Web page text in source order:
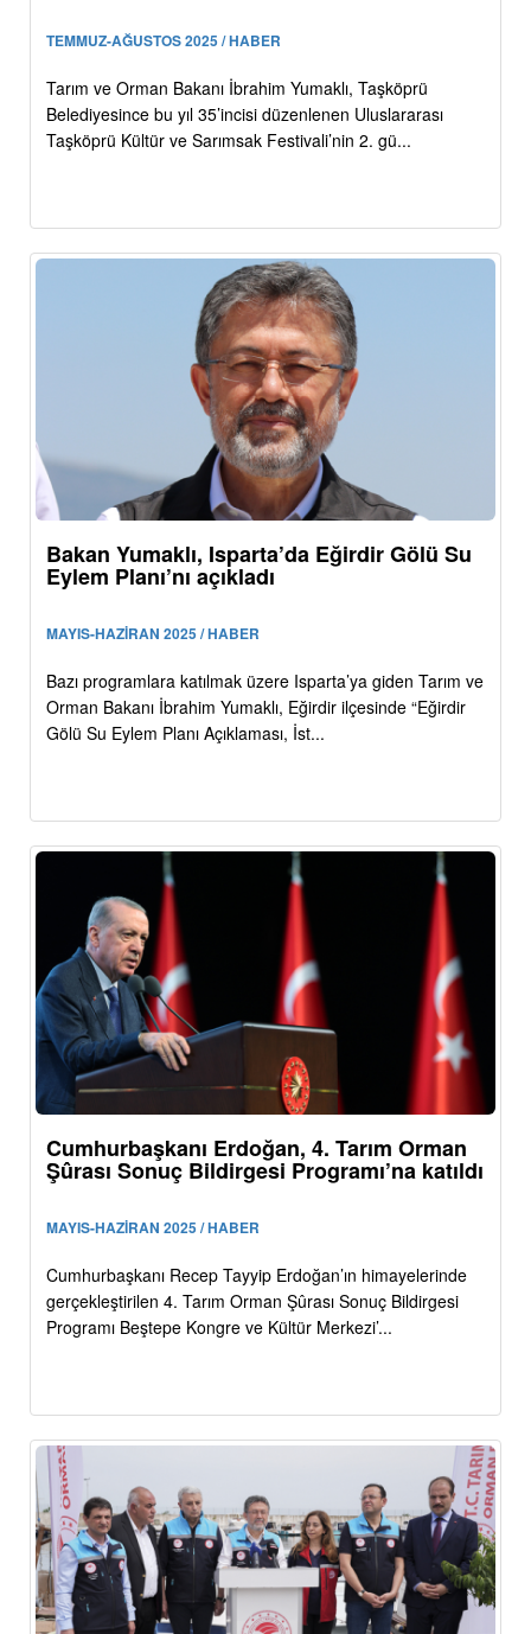
TEMMUZ-AĞUSTOS 2025 / HABER
Tarım ve Orman Bakanı İbrahim Yumaklı, Taşköprü
Belediyesince bu yıl 35’incisi düzenlenen Uluslararası
Taşköprü Kültür ve Sarımsak Festivali’nin 2. gü...
Bakan Yumaklı, Isparta’da Eğirdir Gölü Su
Eylem Planı’nı açıkladı
MAYIS-HAZİRAN 2025 / HABER
Bazı programlara katılmak üzere Isparta’ya giden Tarım ve
Orman Bakanı İbrahim Yumaklı, Eğirdir ilçesinde “Eğirdir
Gölü Su Eylem Planı Açıklaması, İst...
Cumhurbaşkanı Erdoğan, 4. Tarım Orman
Şûrası Sonuç Bildirgesi Programı’na katıldı
MAYIS-HAZİRAN 2025 / HABER
Cumhurbaşkanı Recep Tayyip Erdoğan’ın himayelerinde
gerçekleştirilen 4. Tarım Orman Şûrası Sonuç Bildirgesi
Programı Beştepe Kongre ve Kültür Merkezi’...